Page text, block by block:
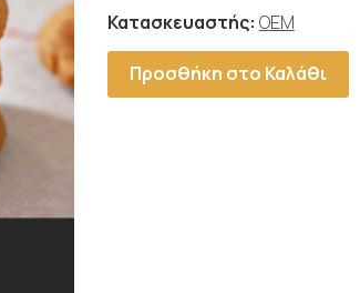
Κατασκευαστής: OEM
Προσθήκη στο Καλάθι